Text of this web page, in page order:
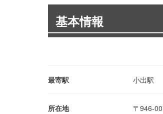
基本情報
最寄駅 小出駅
所在地
〒946-